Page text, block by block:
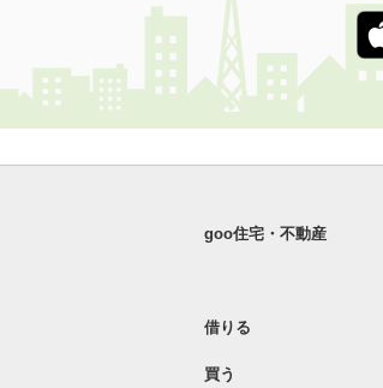
goo住宅・不動産
借りる
買う